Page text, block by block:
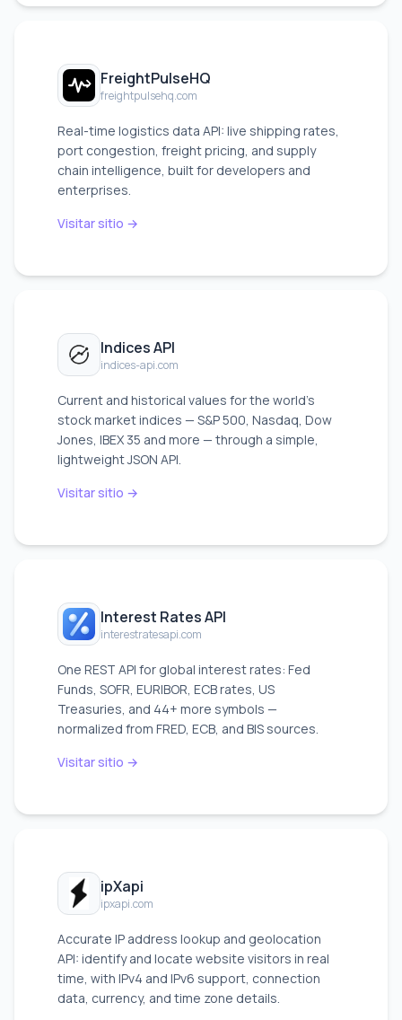
FreightPulseHQ
freightpulsehq.com
Real-time logistics data API: live shipping rates,
port congestion, freight pricing, and supply
chain intelligence, built for developers and
enterprises.
Visitar sitio →
Indices API
indices-api.com
Current and historical values for the world's
stock market indices — S&P 500, Nasdaq, Dow
Jones, IBEX 35 and more — through a simple,
lightweight JSON API.
Visitar sitio →
Interest Rates API
interestratesapi.com
One REST API for global interest rates: Fed
Funds, SOFR, EURIBOR, ECB rates, US
Treasuries, and 44+ more symbols —
normalized from FRED, ECB, and BIS sources.
Visitar sitio →
ipXapi
ipxapi.com
Accurate IP address lookup and geolocation
API: identify and locate website visitors in real
time, with IPv4 and IPv6 support, connection
data, currency, and time zone details.